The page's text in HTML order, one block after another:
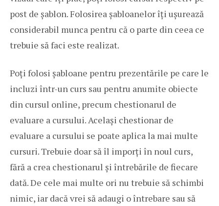
post de șablon. Folosirea șabloanelor îți ușurează
considerabil munca pentru că o parte din ceea ce
trebuie să faci este realizat.
Poți folosi șabloane pentru prezentările pe care le
incluzi într-un curs sau pentru anumite obiecte
din cursul online, precum chestionarul de
evaluare a cursului. Același chestionar de
evaluare a cursului se poate aplica la mai multe
cursuri. Trebuie doar să îl imporți în noul curs,
fără a crea chestionarul și întrebările de fiecare
dată. De cele mai multe ori nu trebuie să schimbi
nimic, iar dacă vrei să adaugi o întrebare sau să